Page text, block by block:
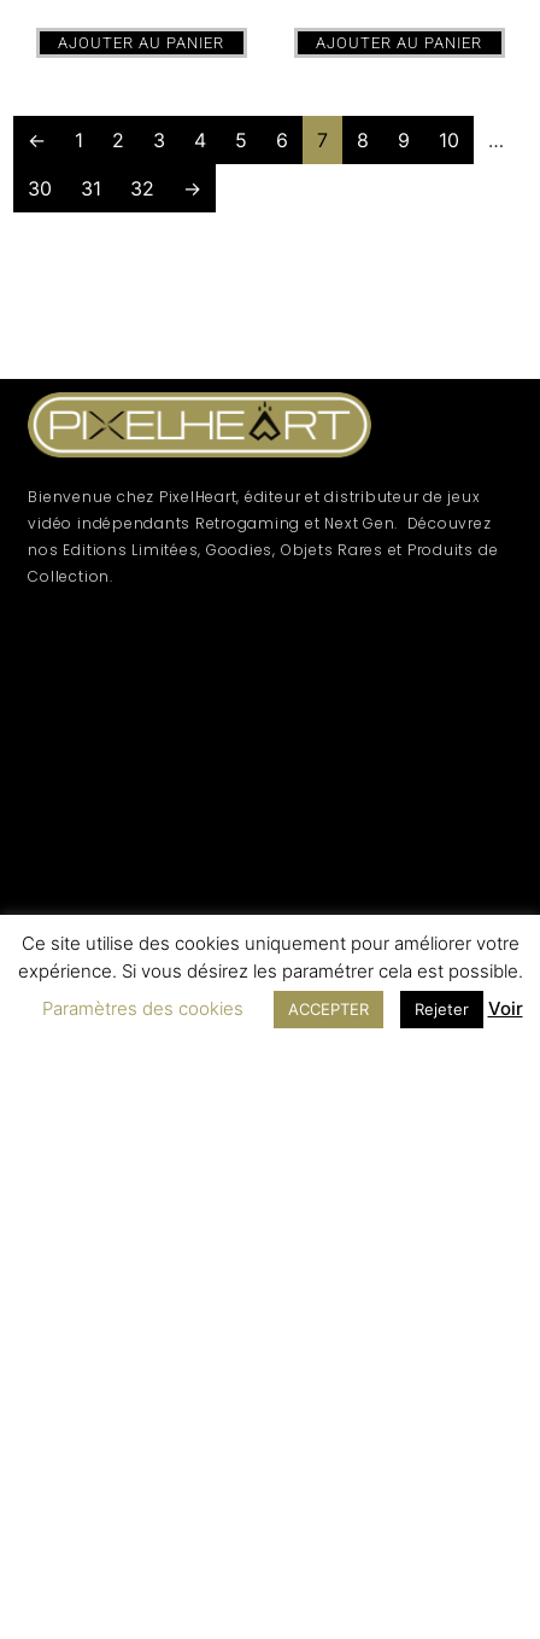
AJOUTER AU PANIER AJOUTER AU PANIER
← 1 2 3 4 5 6 7 8 9 10
…
30
31 32 →
Bienvenue chez PixelHeart, éditeur et distributeur de jeux
vidéo indépendants Retrogaming et Next Gen. Découvrez
nos Editions Limitées, Goodies, Objets Rares et Produits de
Collection.
Ce site utilise des cookies uniquement pour améliorer votre
expérience. Si vous désirez les paramétrer cela est possible.
Paramètres des cookies
ACCEPTER Rejeter Voir